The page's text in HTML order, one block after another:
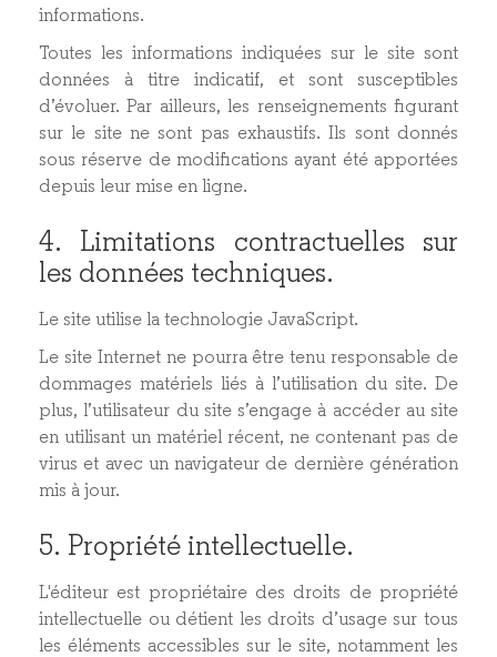
informations.
Toutes les informations indiquées sur le site sont
données à titre indicatif, et sont susceptibles
d’évoluer. Par ailleurs, les renseignements figurant
sur le site ne sont pas exhaustifs. Ils sont donnés
sous réserve de modifications ayant été apportées
depuis leur mise en ligne.
4. Limitations contractuelles sur
les données techniques.
Le site utilise la technologie JavaScript.
Le site Internet ne pourra être tenu responsable de
dommages matériels liés à l’utilisation du site. De
plus, l’utilisateur du site s’engage à accéder au site
en utilisant un matériel récent, ne contenant pas de
virus et avec un navigateur de dernière génération
mis à jour.
5. Propriété intellectuelle.
L'éditeur est propriétaire des droits de propriété
intellectuelle ou détient les droits d’usage sur tous
les éléments accessibles sur le site, notamment les